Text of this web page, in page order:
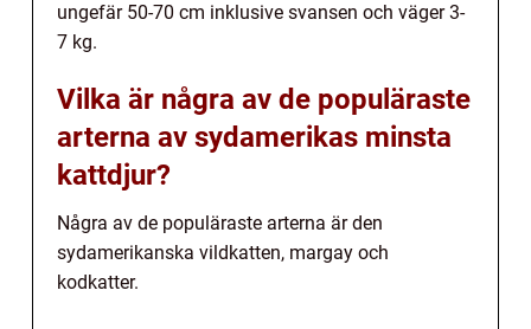
ungefär 50-70 cm inklusive svansen och väger 3-
7 kg.
Vilka är några av de populäraste
arterna av sydamerikas minsta
kattdjur?
Några av de populäraste arterna är den
sydamerikanska vildkatten, margay och
kodkatter.